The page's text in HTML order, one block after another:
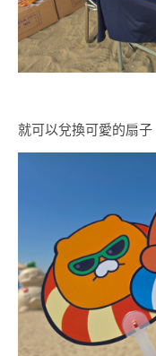
就可以兌換可愛的扇子